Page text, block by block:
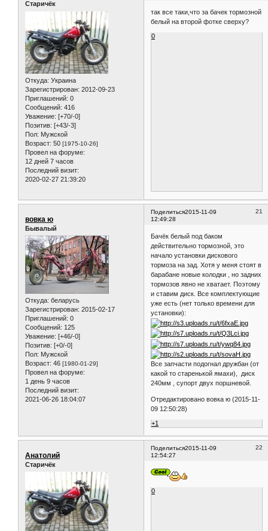
Старичёк
Откуда: Украина
Зарегистрирован: 2012-09-23
Приглашений: 0
Сообщений: 416
Уважение: [+70/-0]
Позитив: [+43/-3]
Пол: Мужской
Возраст: 50 [1975-10-26]
Провел на форуме:
12 дней 7 часов
Последний визит:
2020-02-27 21:39:20
так все таки,что за бачек тормозной
белый на второй фотке сверху?
0
Поделиться 21
2015-11-09
12:49:28
вовка ю
Бывалый
Откуда: беларусь
Зарегистрирован: 2015-02-17
Приглашений: 0
Сообщений: 125
Уважение: [+46/-0]
Позитив: [+0/-0]
Пол: Мужской
Возраст: 46 [1980-01-29]
Провел на форуме:
1 день 9 часов
Последний визит:
2021-06-26 18:04:07
Бачёк белый под баком
действительно тормозной, это
начало установки дискового
тормоза на зад. Хотя у меня стоят в
барабане новые колодки , но задних
тормозов явно не хватает. Поэтому
и ставим диск. Все комплектующие
уже есть (нет только времени для
установки):
Все запчасти подогнал дружбан (от
какой то старенькой ямахи), диск
240мм , супорт двух поршневой.
Отредактировано вовка ю (2015-11-
09 12:50:28)
+1
Поделиться 22
2015-11-09
12:54:27
Анатолий
Старичёк
0